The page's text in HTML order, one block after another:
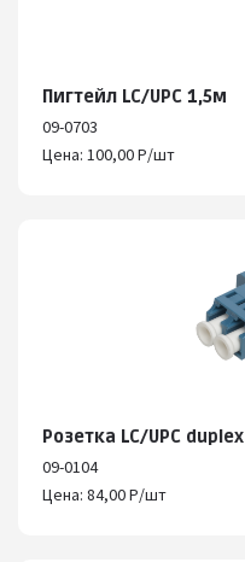
Пигтейл LC/UPC 1,5м
09-0703
Цена: 100,00 Р/шт
Розетка LC/UPC duplex
09-0104
Цена: 84,00 Р/шт